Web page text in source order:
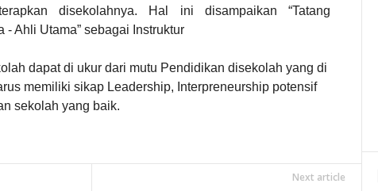
disekolahnya. Hal ini disampaikan “Tatang
- Ahli Utama” sebagai Instruktur
dapat di ukur dari mutu Pendidikan disekolah yang di
memiliki sikap Leadership, Interpreneurship potensif
sekolah yang baik.
Next article